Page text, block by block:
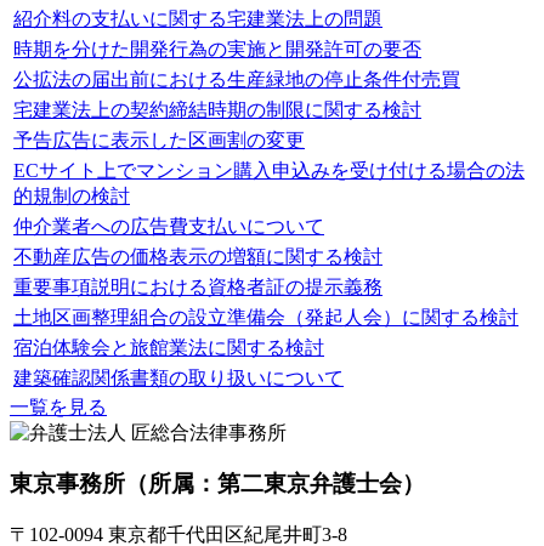
紹介料の支払いに関する宅建業法上の問題
時期を分けた開発行為の実施と開発許可の要否
公拡法の届出前における生産緑地の停止条件付売買
宅建業法上の契約締結時期の制限に関する検討
予告広告に表示した区画割の変更
ECサイト上でマンション購入申込みを受け付ける場合の法
的規制の検討
仲介業者への広告費支払いについて
不動産広告の価格表示の増額に関する検討
重要事項説明における資格者証の提示義務
土地区画整理組合の設立準備会（発起人会）に関する検討
宿泊体験会と旅館業法に関する検討
建築確認関係書類の取り扱いについて
一覧を見る
東京事務所 （所属：第二東京弁護士会）
〒102-0094 東京都千代田区紀尾井町3-8